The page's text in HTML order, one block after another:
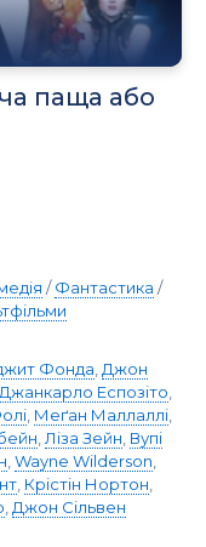
паща або
/Фантастика /
Фонда Джон
Джанкарло Еспозіто
Меґан Маллаллі
Ліза Зейн Вупі
Wayne Wilderson
Крістін Нортон
Джон Сільвен